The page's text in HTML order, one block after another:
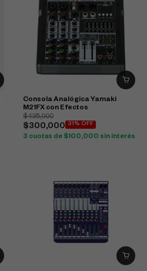
Consola Analógica Yamaki
M21FX con Efectos
$435,000
$300,000 31% OFF
3 cuotas de $100,000 sin interés